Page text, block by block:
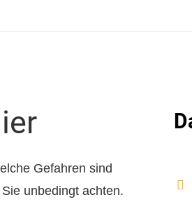
Gefahren sind
unbedingt achten.